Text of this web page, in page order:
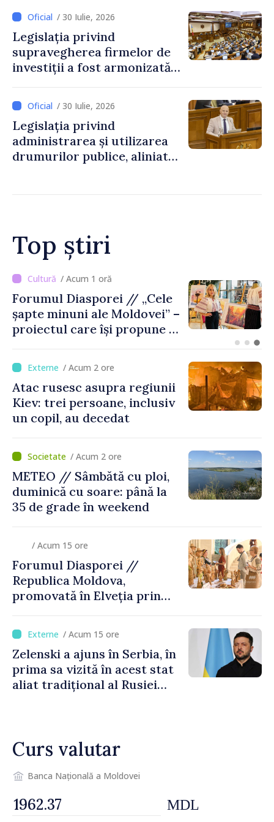
/ 30 Iulie, 2026
Legislația privind
supravegherea firmelor de
investiții a fost armonizată
/ 30 Iulie, 2026
Legislația privind
administrarea și utilizarea
drumurilor publice, aliniată
Top știri
/ Acum 55 minute
Trafic intens PTF
Giurgiulești-Galați, pe
sensul de ieșire din
/ Acum 2 ore
Atac rusesc asupra regiunii
Kiev: trei persoane, inclusiv
un copil, au decedat
/ Acum 2 ore
METEO // Sâmbătă cu ploi,
duminică cu soare: până la
35 de grade în weekend
/ Acum 15 ore
Forumul Diasporei //
Republica Moldova,
promovată în Elveția prin
exporturi
/ Acum 15 ore
Zelenski a ajuns în Serbia, în
prima sa vizită în acest stat
aliat tradițional al Rusiei
Curs valutar
Banca Națională a Moldovei
MDL